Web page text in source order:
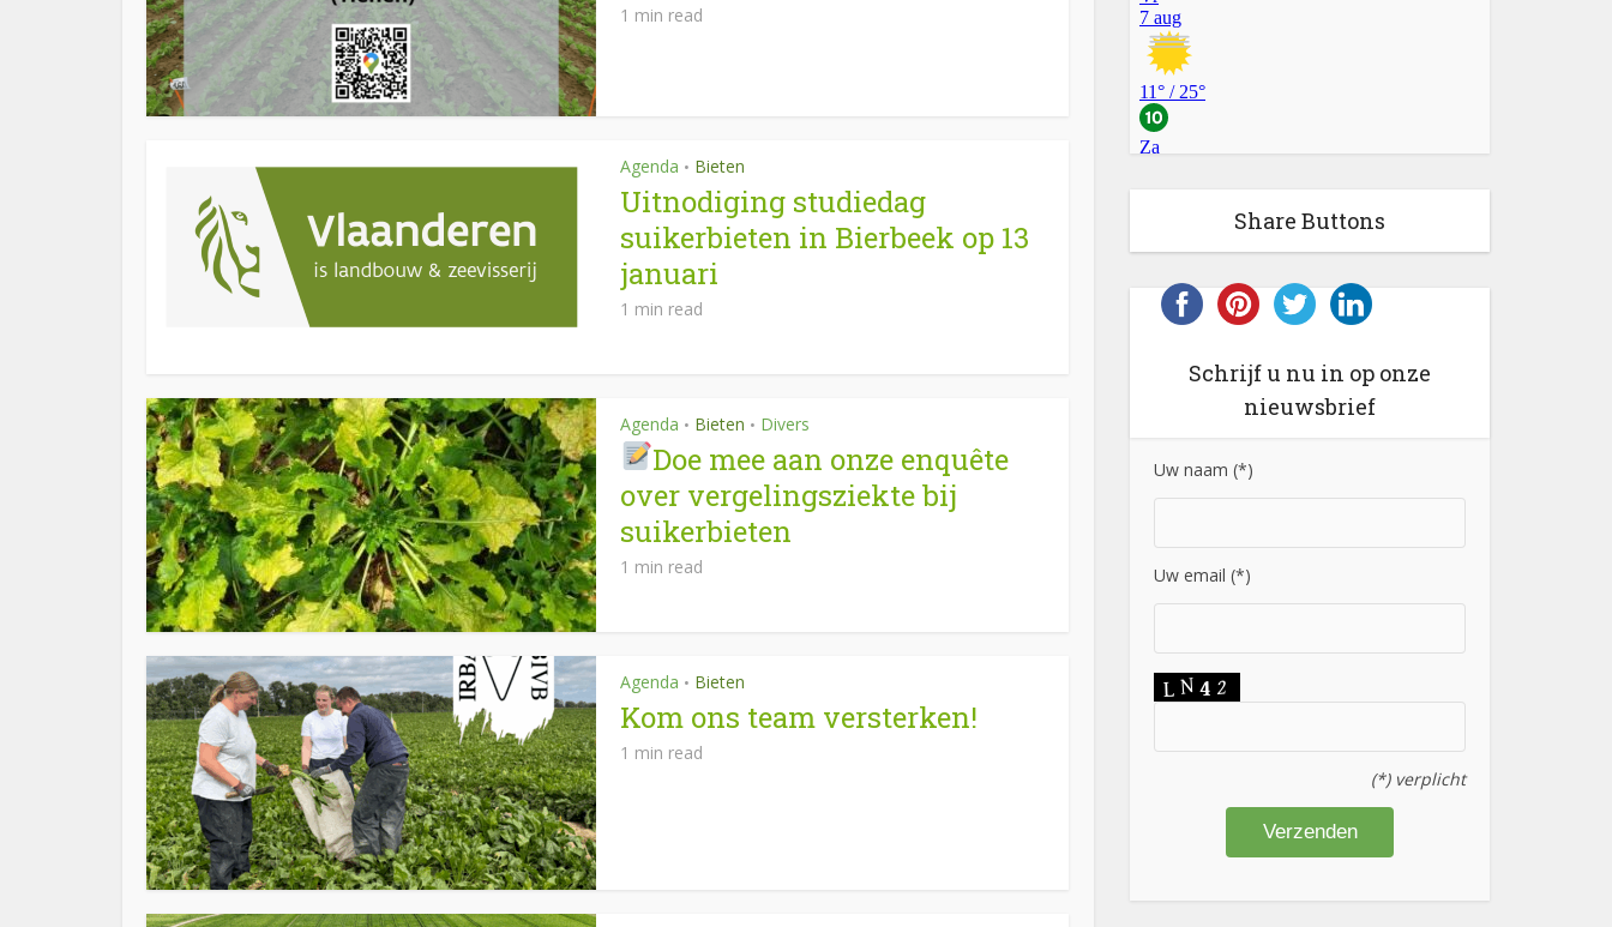
1 min read
Agenda • Bieten
Uitnodiging studiedag
suikerbieten in Bierbeek op 13
januari
1 min read
Agenda • Bieten • Divers
Doe mee aan onze enquête
over vergelingsziekte bij
suikerbieten
1 min read
Agenda • Bieten
Kom ons team versterken!
1 min read
Share Buttons
Schrijf u nu in op onze
nieuwsbrief
Uw naam (*)
Uw email (*)
(*) verplicht